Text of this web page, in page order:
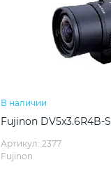
В наличии
Fujinon DV5x3.6R4B-
Артикул: 2377
Fujinon